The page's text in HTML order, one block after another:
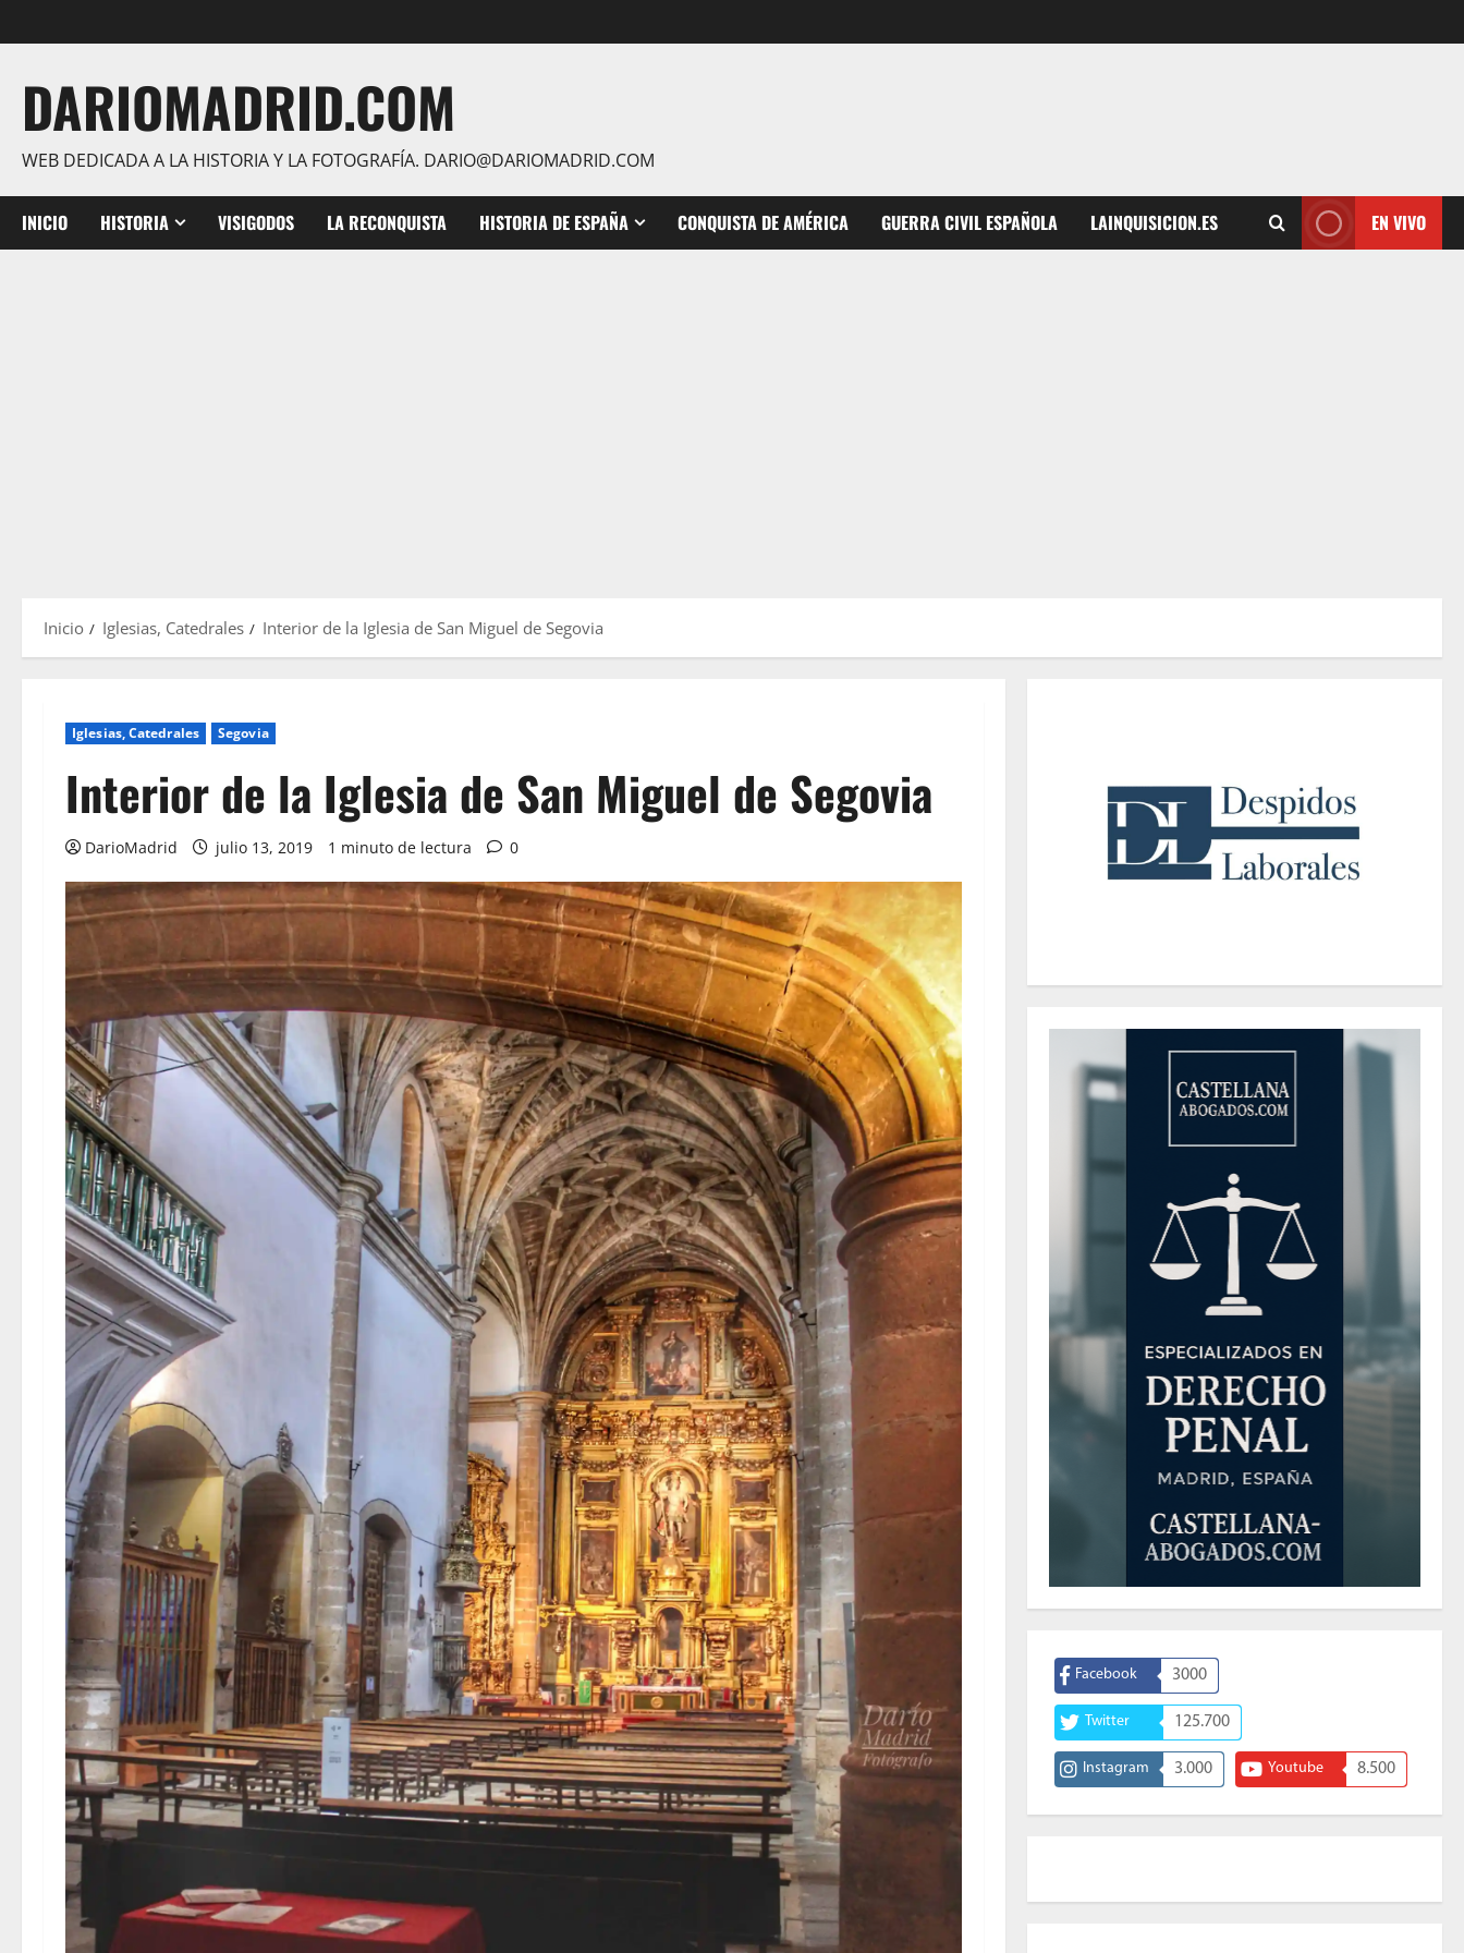
al
DARIOMADRID.COM
WEB DEDICADA A LA HISTORIA Y LA FOTOGRAFÍA. DARIO@DARIOMADRID.COM
INICIO HISTORIA VISIGODOS LA RECONQUISTA HISTORIA DE ESPAÑA CONQUISTA DE AMÉRICA GUERRA CIVIL ESPAÑOLA LAINQUISICION.ES EN VIVO
Inicio Iglesias, Catedrales Interior de la Iglesia de San Miguel de Segovia
Iglesias, Catedrales Segovia
Interior de la Iglesia de San Miguel de Segovia
DarioMadrid julio 13, 2019 1 minuto de lectura 0
Facebook 3000
Twitter 125.700
Instagram 3.000 Youtube 8.500